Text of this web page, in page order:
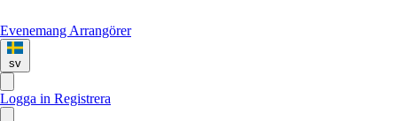
Evenemang Arrangörer
sv
Logga in Registrera